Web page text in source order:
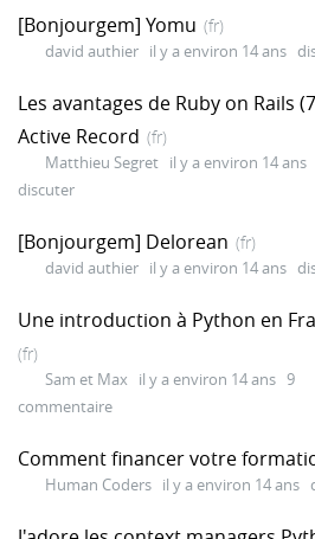
[Bonjourgem] Yomu (fr)
david authier il y a environ 14 ans
Les avantages de Ruby on Rails
Active Record (fr)
Matthieu Segret il y a environ 14 ans
discuter
[Bonjourgem] Delorean (fr)
david authier il y a environ 14 ans
Une introduction à Python en
(fr)
Sam et Max il y a environ 14 ans 9
commentaire
Comment financer votre
Human Coders il y a environ 14 ans